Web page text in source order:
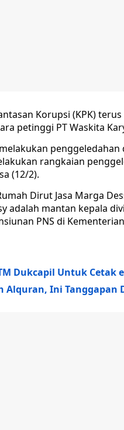
Korupsi (KPK)
petinggi PT Waskita
penggeledahan
rangkaian
(12/2).
Dirut Jasa Marga
adalah mantan kepala
PNS di
Dukcapil Untuk Cetak
Alquran, Ini Tanggapan